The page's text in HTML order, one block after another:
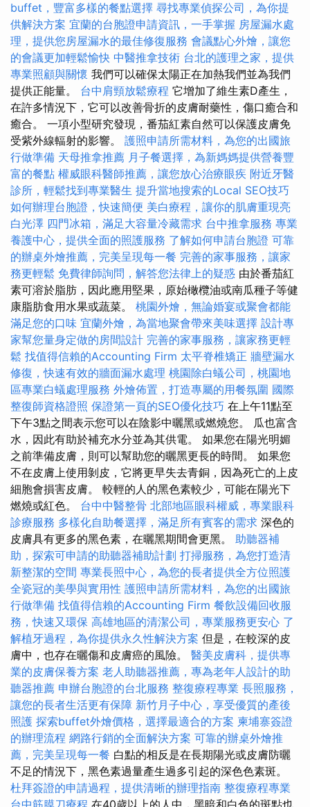
buffet，豐富多樣的餐點選擇 尋找專業偵探公司，為你提
供解決方案 宜蘭的台胞證申請資訊，一手掌握 房屋漏水處
理，提供您房屋漏水的最佳修復服務 會議點心外燴，讓您
的會議更加輕鬆愉快 中醫推拿技術 台北的護理之家，提供
專業照顧與關懷 我們可以確保太陽正在加熱我們並為我們
提供正能量。 台中肩頸放鬆療程 它增加了維生素D產生，
在許多情況下，它可以改善骨折的皮膚耐藥性，傷口癒合和
癒合。 一項小型研究發現，番茄紅素自然可以保護皮膚免
受紫外線輻射的影響。 護照申請所需材料，為您的出國旅
行做準備 天母推拿推薦 月子餐選擇，為新媽媽提供營養豐
富的餐點 權威眼科醫師推薦，讓您放心治療眼疾 附近牙醫
診所，輕鬆找到專業醫生 提升當地搜索的Local SEO技巧
如何辦理台胞證，快速簡便 美白療程，讓你的肌膚重現亮
白光澤 四門冰箱，滿足大容量冷藏需求 台中推拿服務 專業
養護中心，提供全面的照護服務 了解如何申請台胞證 可靠
的辦桌外燴推薦，完美呈現每一餐 完善的家事服務，讓家
務更輕鬆 免費律師詢問，解答您法律上的疑惑 由於番茄紅
素可溶於脂肪，因此應用堅果，原始橄欖油或南瓜種子等健
康脂肪食用水果或蔬菜。 桃園外燴，無論婚宴或聚會都能
滿足您的口味 宜蘭外燴，為當地聚會帶來美味選擇 設計專
家幫您量身定做的房間設計 完善的家事服務，讓家務更輕
鬆 找值得信賴的Accounting Firm 太平脊椎矯正 牆壁漏水
修復，快速有效的牆面漏水處理 桃園除白蟻公司，桃園地
區專業白蟻處理服務 外燴佈置，打造專屬的用餐氛圍 國際
整復師資格證照 保證第一頁的SEO優化技巧 在上午11點至
下午3點之間表示您可以在陰影中曬黑或燃燒您。 瓜也富含
水，因此有助於補充水分並為其供電。 如果您在陽光明媚
之前準備皮膚，則可以幫助您的曬黑更長的時間。 如果您
不在皮膚上使用剝皮，它將更早失去青銅，因為死亡的上皮
細胞會損害皮膚。 較輕的人的黑色素較少，可能在陽光下
燃燒或紅色。 台中中醫整骨 北部地區眼科權威，專業眼科
診療服務 多樣化自助餐選擇，滿足所有賓客的需求 深色的
皮膚具有更多的黑色素，在曬黑期間會更黑。 助聽器補
助，探索可申請的助聽器補助計劃 打掃服務，為您打造清
新整潔的空間 專業長照中心，為您的長者提供全方位照護
全瓷冠的美學與實用性 護照申請所需材料，為您的出國旅
行做準備 找值得信賴的Accounting Firm 餐飲設備回收服
務，快速又環保 高雄地區的清潔公司，專業服務更安心 了
解植牙過程，為你提供永久性解決方案 但是，在較深的皮
膚中，也存在曬傷和皮膚癌的風險。 醫美皮膚科，提供專
業的皮膚保養方案 老人助聽器推薦，專為老年人設計的助
聽器推薦 申辦台胞證的台北服務 整復療程專業 長照服務，
讓您的長者生活更有保障 新竹月子中心，享受優質的產後
照護 探索buffet外燴價格，選擇最適合的方案 柬埔寨簽證
的辦理流程 網路行銷的全面解決方案 可靠的辦桌外燴推
薦，完美呈現每一餐 白點的相反是在長期陽光或皮膚防曬
不足的情況下，黑色素過量產生過多引起的深色色素斑。
杜拜簽證的申請過程，提供清晰的辦理指南 整復療程專業
台中筋膜刀療程 在40歲以上的人中，黑暗和白色的斑點也